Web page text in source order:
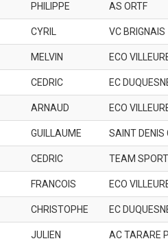
PHILIPPE AS ORTF
CYRIL VC BRIGNAIS
MELVIN ECO
CEDRIC EC
ARNAUD ECO
GUILLAUME SAINT DENIS
CEDRIC TEAM
FRANCOIS ECO
CHRISTOPHE EC
JULIEN AC TARARE